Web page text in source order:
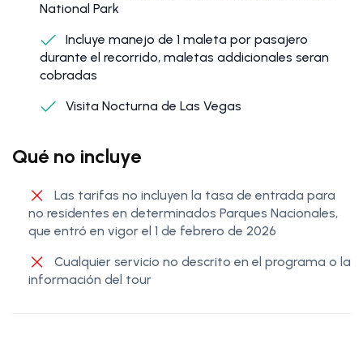
National Park
Incluye manejo de 1 maleta por pasajero
durante el recorrido, maletas addicionales seran
cobradas
Visita Nocturna de Las Vegas
Qué no incluye
Las tarifas no incluyen la tasa de entrada para
no residentes en determinados Parques Nacionales,
que entró en vigor el 1 de febrero de 2026
Cualquier servicio no descrito en el programa o la
información del tour